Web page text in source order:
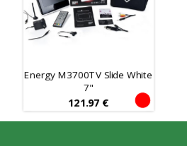
Energy M3700TV Slide White
7"
121.97 €